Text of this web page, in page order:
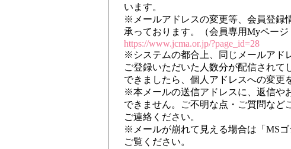
います。
※メールアドレスの変更等、会員登録
承っております。（会員専用Myページ
https://www.jcma.or.jp/?page_id=28
※システムの都合上、同じメールアド
ご登録いただいた人数分が配信されて
できましたら、個人アドレスへの変更
※本メールの送信アドレスに、返信や
できません。ご不明な点・ご質問など
ご連絡ください。
※メールが崩れて見える場合は「MS
ご覧ください。